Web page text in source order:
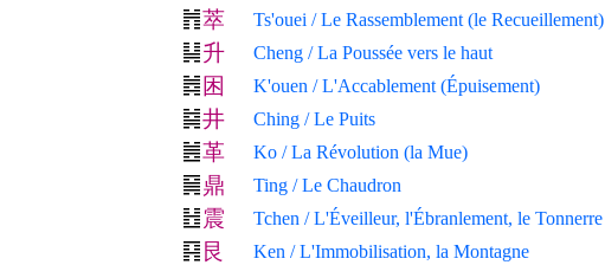
萃 Ts'ouei / Le Rassemblement (le Recueillement)
升 Cheng / La Poussée vers le haut
困 K'ouen / L'Accablement (Épuisement)
井 Ching / Le Puits
革 Ko / La Révolution (la Mue)
鼎 Ting / Le Chaudron
震 Tchen / L'Éveilleur, l'Ébranlement, le Tonnerre
艮 Ken / L'Immobilisation, la Montagne